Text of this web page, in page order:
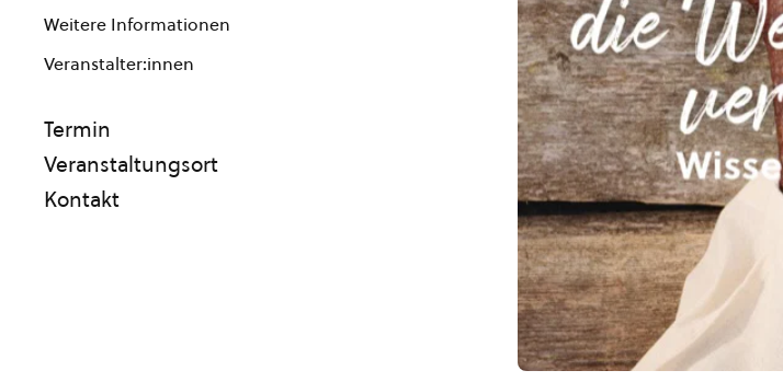
Weitere Informationen
Veranstalter:innen
Termin
Veranstaltungsort
Kontakt